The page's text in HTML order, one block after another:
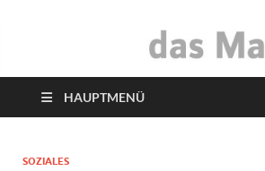
das Marburger.
HAUPTMENÜ
SOZIALES